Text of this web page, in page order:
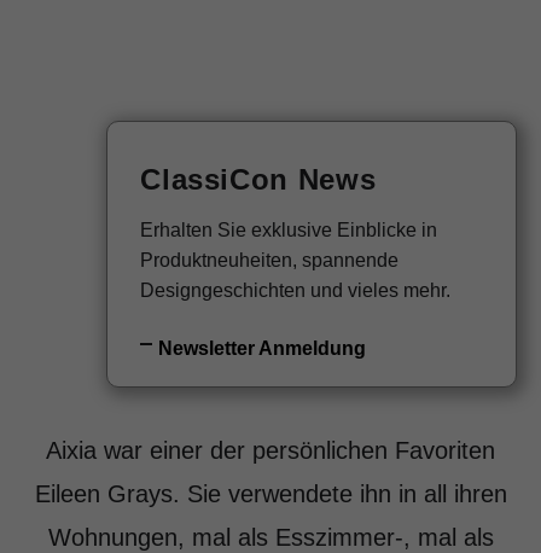
Aixia Chair
Aixia war einer der persönlichen Favoriten
Eileen Grays. Sie verwendete ihn in all ihren
Wohnungen, mal als Esszimmer-, mal als
ClassiCon News
Erhalten Sie exklusive Einblicke in
Produktneuheiten, spannende
Designgeschichten und vieles mehr.
Newsletter Anmeldung